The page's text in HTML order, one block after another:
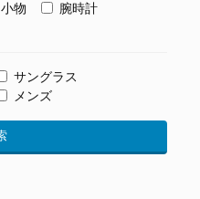
小物 腕時計
サングラス
メンズ